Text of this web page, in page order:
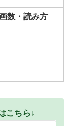
数・読み方
こちら↓